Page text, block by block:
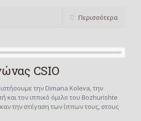
Περισσότερα
CSIO
την Dimana Koleva, την
και τον ιππικό όμιλο του Bozhurishte
την στέγαση των ίππων τους, στους